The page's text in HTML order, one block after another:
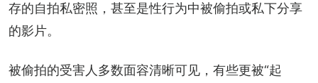
存的自拍私密照，甚至是性行为中被偷拍或私下分享
的影片。
被偷拍的受害人多数面容清晰可见，有些更被“起